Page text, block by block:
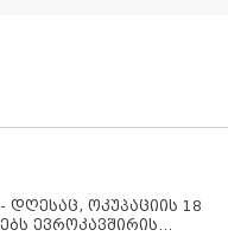
დღესაც, ოკუპაციის 18
ევროკავშირის